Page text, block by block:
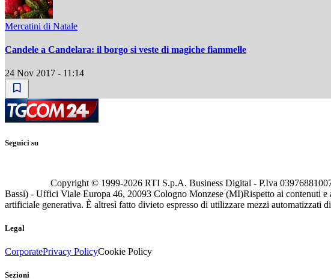
Mercatini di Natale
Candele a Candelara: il borgo si veste di magiche fiammelle
24 Nov 2017 - 11:14
Seguici su
Copyright © 1999-2026 RTI S.p.A. Business Digital - P.Iva
Bassi) - Uffici Viale Europa 46, 20093 Cologno Monzese (MI)Rispetto ai contenuti e
artificiale generativa. È altresì fatto divieto espresso di utilizzare mezzi automatizzati
Legal
CorporatePrivacy PolicyCookie Policy
Sezioni